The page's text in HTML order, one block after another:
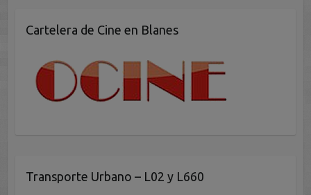
Cartelera de Cine en Blanes
Transporte Urbano – L02 y L660